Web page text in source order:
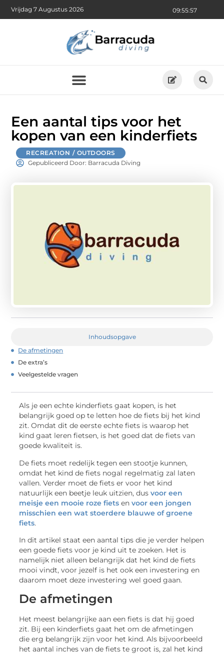
09:55:58
Vrijdag 7 Augustus 2026
Een aantal tips voor het
kopen van een kinderfiets
RECREATION / OUTDOORS
Gepubliceerd Door: Barracuda Diving
Inhoudsopgave
De afmetingen
De extra’s
Veelgestelde vragen
Als je een echte kinderfiets gaat kopen, is het
belangrijk goed op te letten hoe de fiets bij het kind
zit. Omdat dit de eerste echte fiets is waarop het
kind gaat leren fietsen, is het goed dat de fiets van
goede kwaliteit is.
De fiets moet redelijk tegen een stootje kunnen,
omdat het kind de fiets nogal regelmatig zal laten
vallen. Verder moet de fiets er voor het kind
natuurlijk een beetje leuk uitzien, dusvoor een
meisje een mooie roze fiets envoor een jongen
misschien een wat stoerdere blauwe of groene
fiets.
In dit artikel staat een aantal tips die je verder helpen
een goede fiets voor je kind uit te zoeken. Het is
namelijk niet alleen belangrijk dat het kind de fiets
mooi vindt, voor jezelf is het ook een investering en
daarom moet deze investering wel goed gaan.
De afmetingen
Het meest belangrijke aan een fiets is dat hij goed
zit. Bij een kinderfiets gaat het om de afmetingen
die erg belangrijk zijn voor het kind. Als bijvoorbeeld
het aantal inches van de fiets te groot is, zal het kind